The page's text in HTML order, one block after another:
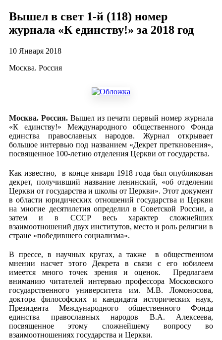
Вышел в свет 1-й (118) номер
журнала «К единству!» за 2018 год
10 Января 2018
Москва. Россия
Москва. Россия. Вышел из печати первый номер журнала
«К единству!» Международного общественного Фонда
единства православных народов. Журнал открывает
большое интервью под названием «Декрет преткновения»,
посвященное 100-летию отделения Церкви от государства.
Как известно, в конце января 1918 года был опубликован
декрет, получивший название ленинский, «об отделении
Церкви от государства и школы от Церкви». Этот документ
в области юридических отношений государства и Церкви
на многие десятилетия определил в Советской России, а
затем и в СССР весь характер сложнейших
взаимоотношений двух институтов, место и роль религии в
стране «победившего социализма».
В прессе, в научных кругах, а также в общественном
мнении насчет этого Декрета в связи с его юбилеем
имеется много точек зрения и оценок. Предлагаем
вниманию читателей интервью профессора Московского
государственного университета им. М.В. Ломоносова,
доктора философских и кандидата исторических наук,
Президента Международного общественного Фонда
единства православных народов В.А. Алексеева,
посвященное этому сложнейшему вопросу во
взаимоотношениях государства и Церкви.